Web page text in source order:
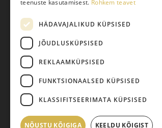
Telefon: +372 6555282
E-post: epood@pariisivesi.ee
teenuste kasutamisest. Rohkem teavet
HÄDAVAJALIKUD KÜPSISED
JÕUDLUSKÜPSISED
REKLAAMKÜPSISED
FUNKTSIONAALSED KÜPSISED
KLASSIFITSEERIMATA KÜPSISED
NÕUSTU KÕIGIGA KEELDU KÕIGIST